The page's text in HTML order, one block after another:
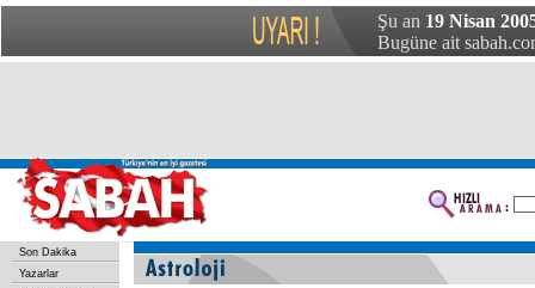
Şu an 19 Nisan
Bugüne ait
Son Dakika
Yazarlar